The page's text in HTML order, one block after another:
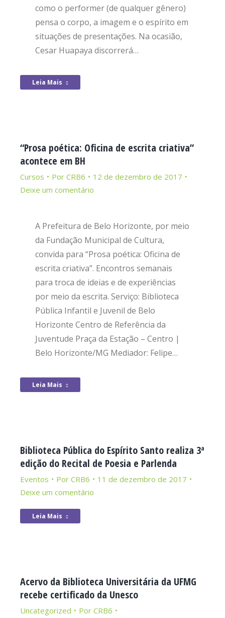
como o performer (de qualquer gênero)
pensa o corpo, a imagem e o espírito em
situações de presentações. Na ocasião,
Cesar Huapaya discorrerá…
Leia Mais
“Prosa poética: Oficina de escrita criativa”
acontece em BH
Cursos Por CRB6
12 de dezembro de 2017
Deixe um comentário
A Prefeitura de Belo Horizonte, por meio
da Fundação Municipal de Cultura,
convida para “Prosa poética: Oficina de
escrita criativa”. Encontros semanais
para troca de ideias e de experiências
por meio da escrita. Serviço: Biblioteca
Pública Infantil e Juvenil de Belo
Horizonte Centro de Referência da
Juventude Praça da Estação – Centro |
Belo Horizonte/MG Mediador: Felipe…
Leia Mais
Biblioteca Pública do Espírito Santo realiza 3ª
edição do Recital de Poesia e Parlenda
Eventos Por CRB6
11 de dezembro de 2017
Deixe um comentário
Leia Mais
Acervo da Biblioteca Universitária da UFMG
recebe certificado da Unesco
Uncategorized Por CRB6